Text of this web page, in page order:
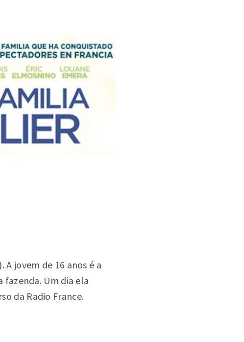
jovem de 16 anos é a
Um dia ela
da Radio France.